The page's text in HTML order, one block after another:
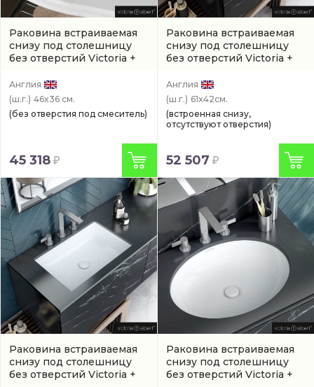
Раковина встраиваемая
снизу под столешницу
без отверстий Victoria +
(артикул UB-KAA-46-IO)
Англия
(ш.г.) 46x36 см.
(без отверстия под смеситель)
45 318
Раковина встраиваемая
снизу под столешницу
без отверстий Victoria +
KAL-62-IO)
Англия
(ш.г.) 61x42см.
(встроенная снизу,
отсутствуют отверстия)
52 507
Раковина встраиваемая
снизу под столешницу
без отверстий Victoria +
Раковина встраиваемая
снизу под столешницу
без отверстий Victoria +